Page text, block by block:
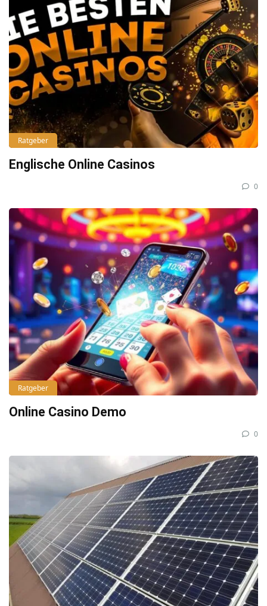
Ratgeber
Englische Online Casinos
0
Ratgeber
Online Casino Demo
0